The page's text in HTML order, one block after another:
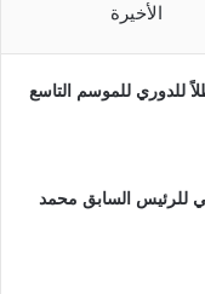
الأخيرة
للدوري للموسم التاسع
للرئيس السابق محمد